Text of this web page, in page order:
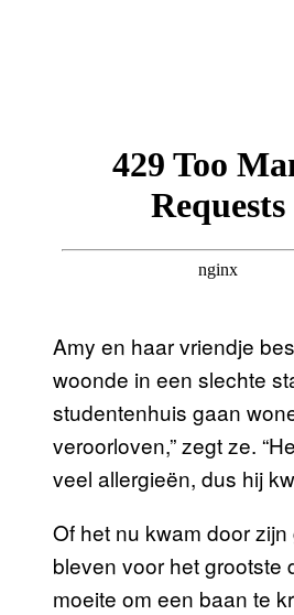
Amy en haar vriendje
woonde in een slechte
studentenhuis gaan
veroorloven,” zegt ze.
veel allergieën, dus hij
Of het nu kwam door
bleven voor het grootste
moeite om een baan te